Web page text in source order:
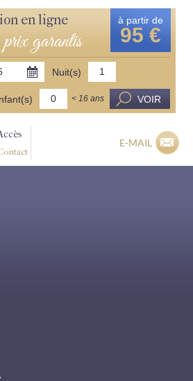
en ligne
garantis
à partir de
95 €
Nuit(s)
< 16 ans VOIR
E-MAIL